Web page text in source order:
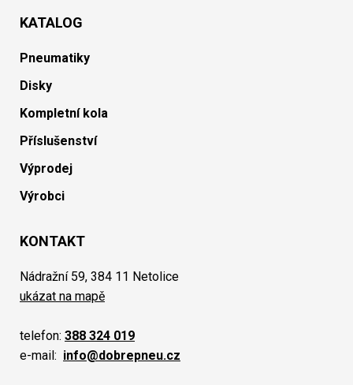
KATALOG
Pneumatiky
Disky
Kompletní kola
Příslušenství
Výprodej
Výrobci
KONTAKT
Nádražní 59, 384 11 Netolice
ukázat na mapě
telefon: 388 324 019
e-mail: info@dobrepneu.cz